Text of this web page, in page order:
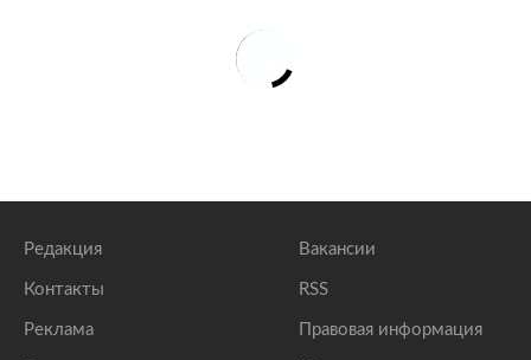
Редакция
Контакты
Реклама
Вакансии
RSS
Правовая информация